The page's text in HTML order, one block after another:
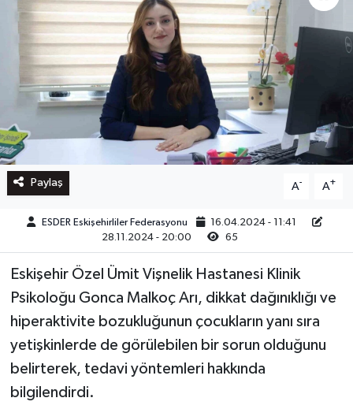
Paylaş A- A+
ESDER Eskişehirliler Federasyonu
16.04.2024 - 11:41
28.11.2024 - 20:00
65
Eskişehir Özel Ümit Vişnelik Hastanesi Klinik
Psikoloğu Gonca Malkoç Arı, dikkat dağınıklığı ve
hiperaktivite bozukluğunun çocukların yanı sıra
yetişkinlerde de görülebilen bir sorun olduğunu
belirterek, tedavi yöntemleri hakkında
bilgilendirdi.